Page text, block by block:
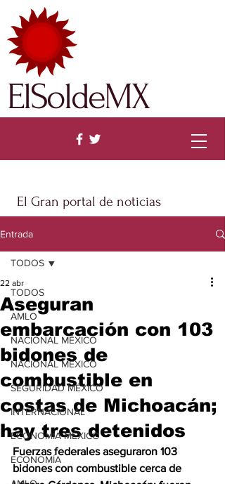
El Gran portal de noticias
ElSoldeMX
Entrada
TODOS
AMLO
NACIONAL MÉXICO
NACIONAL MÉXICO
SEGURIDAD MÉXICO
INTERNACIONAL
ECONOMÍA MÉXICO
ECONOMÍA
TODOS
Aseguran
embarcación con 103
bidones de
combustible en
costas de Michoacán;
hay tres detenidos
22 abr
Fuerzas federales aseguraron 103
bidones con combustible cerca de